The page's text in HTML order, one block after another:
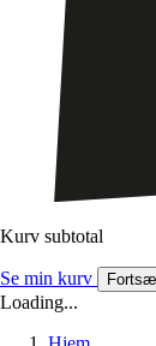
Kurv subtotal
Se min kurv
Loading...